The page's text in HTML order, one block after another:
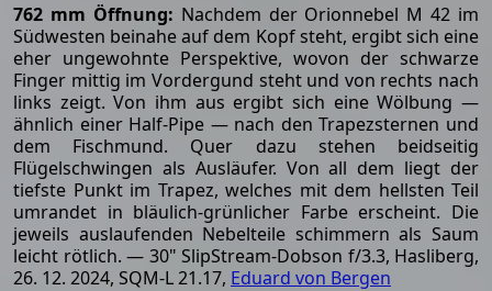
762 mm Öffnung: Nachdem der Orionnebel M 42 im
Südwesten beinahe auf dem Kopf steht, ergibt sich eine
eher ungewohnte Perspektive, wovon der schwarze
Finger mittig im Vordergund steht und von rechts nach
links zeigt. Von ihm aus ergibt sich eine Wölbung —
ähnlich einer Half-Pipe — nach den Trapezsternen und
dem Fischmund. Quer dazu stehen beidseitig
Flügelschwingen als Ausläufer. Von all dem liegt der
tiefste Punkt im Trapez, welches mit dem hellsten Teil
umrandet in bläulich-grünlicher Farbe erscheint. Die
jeweils auslaufenden Nebelteile schimmern als Saum
leicht rötlich. — 30" SlipStream-Dobson f/3.3, Hasliberg,
26. 12. 2024, SQM-L 21.17, Eduard von Bergen